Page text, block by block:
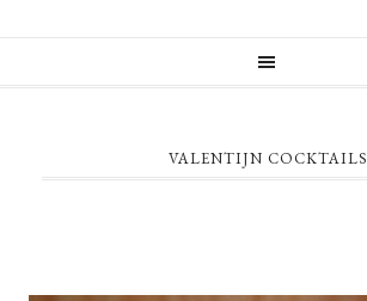
VALENTIJN COCKTAILS